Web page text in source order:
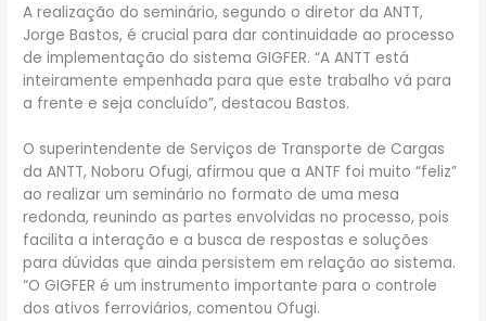
A realização do seminário, segundo o diretor da ANTT,
Jorge Bastos, é crucial para dar continuidade ao processo
de implementação do sistema GIGFER. “A ANTT está
inteiramente empenhada para que este trabalho vá para
a frente e seja concluído”, destacou Bastos.
O superintendente de Serviços de Transporte de Cargas
da ANTT, Noboru Ofugi, afirmou que a ANTF foi muito “feliz”
ao realizar um seminário no formato de uma mesa
redonda, reunindo as partes envolvidas no processo, pois
facilita a interação e a busca de respostas e soluções
para dúvidas que ainda persistem em relação ao sistema.
“O GIGFER é um instrumento importante para o controle
dos ativos ferroviários, comentou Ofugi.